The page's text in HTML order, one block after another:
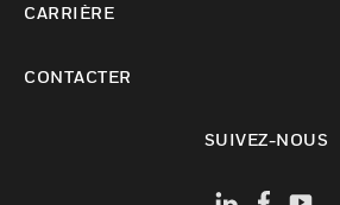
CARRIÈRE
CONTACTER
SUIVEZ-NOUS